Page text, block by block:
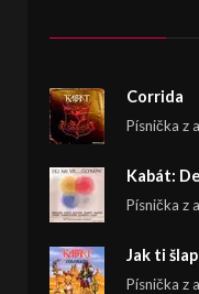
Corrida
Písnička z
Kabát:
Písnička z
Jak ti
Písnička z